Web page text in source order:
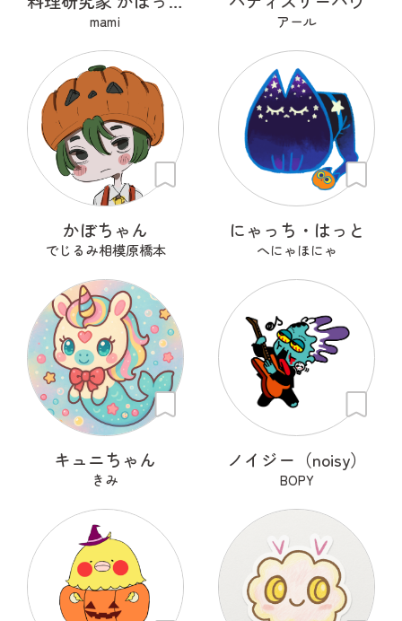
mami アール
かぼちゃん
でじるみ相模原橋本
にゃっち・はっと
へにゃほにゃ
キュニちゃん
きみ
ノイジー（noisy）
BOPY